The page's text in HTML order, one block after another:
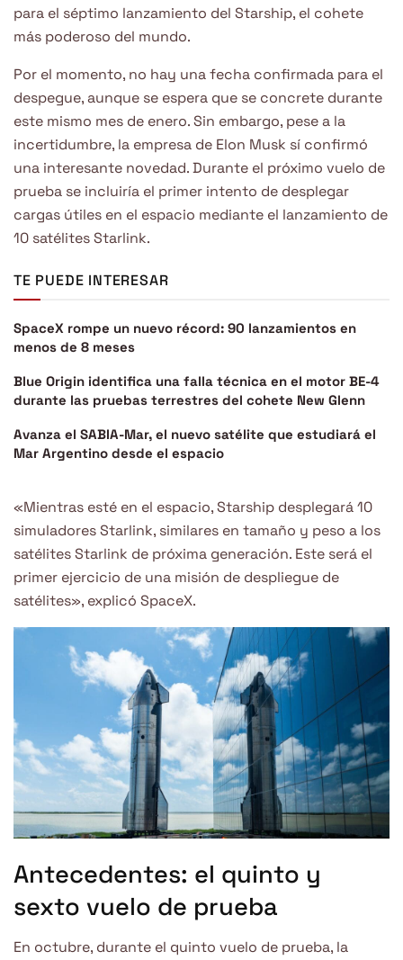
para el séptimo lanzamiento del Starship, el cohete
más poderoso del mundo.
Por el momento, no hay una fecha confirmada para el
despegue, aunque se espera que se concrete durante
este mismo mes de enero. Sin embargo, pese a la
incertidumbre, la empresa de Elon Musk sí confirmó
una interesante novedad. Durante el próximo vuelo de
prueba se incluiría el primer intento de desplegar
cargas útiles en el espacio mediante el lanzamiento de
10 satélites Starlink.
TE PUEDE INTERESAR
SpaceX rompe un nuevo récord: 90 lanzamientos en
menos de 8 meses
Blue Origin identifica una falla técnica en el motor BE-4
durante las pruebas terrestres del cohete New Glenn
Avanza el SABIA-Mar, el nuevo satélite que estudiará el
Mar Argentino desde el espacio
«Mientras esté en el espacio, Starship desplegará 10
simuladores Starlink, similares en tamaño y peso a los
satélites Starlink de próxima generación. Este será el
primer ejercicio de una misión de despliegue de
satélites», explicó SpaceX.
Antecedentes: el quinto y
sexto vuelo de prueba
En octubre, durante el quinto vuelo de prueba, la